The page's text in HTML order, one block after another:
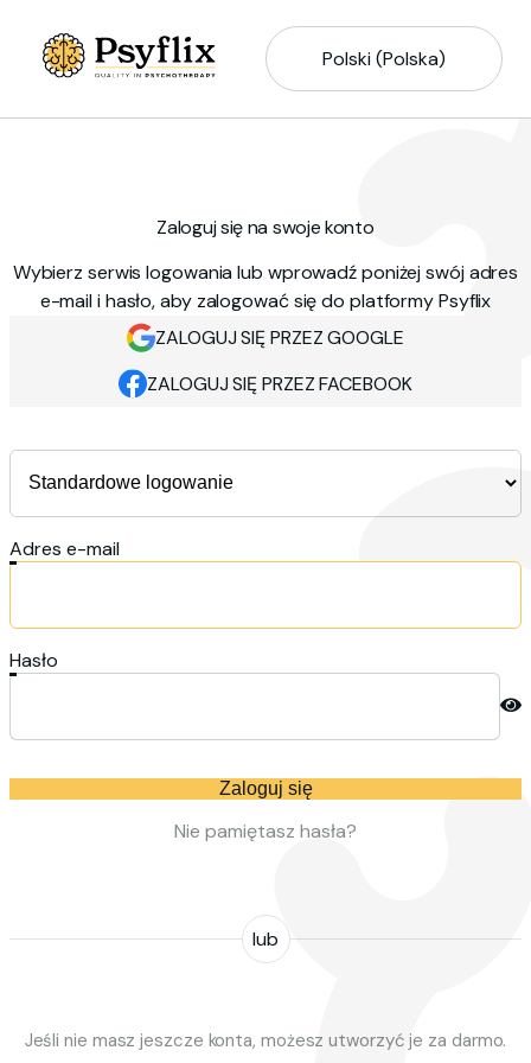
Polski (Polska)
Zaloguj się na swoje konto
Wybierz serwis logowania lub wprowadź poniżej swój adres
e-mail i hasło, aby zalogować się do platformy Psyflix
ZALOGUJ SIĘ PRZEZ GOOGLE
ZALOGUJ SIĘ PRZEZ FACEBOOK
Adres e-mail
Hasło
Zaloguj się
Nie pamiętasz hasła?
lub
Jeśli nie masz jeszcze konta, możesz utworzyć je za darmo.